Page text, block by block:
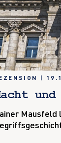
|
und
Mausfeld